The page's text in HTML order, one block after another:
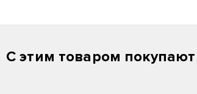
С этим товаром покупают